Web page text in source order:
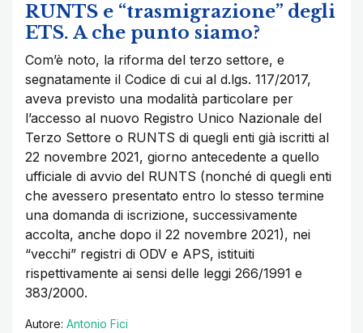
RUNTS e “trasmigrazione” degli
ETS. A che punto siamo?
Com’è noto, la riforma del terzo settore, e
segnatamente il Codice di cui al d.lgs. 117/2017,
aveva previsto una modalità particolare per
l’accesso al nuovo Registro Unico Nazionale del
Terzo Settore o RUNTS di quegli enti già iscritti al
22 novembre 2021, giorno antecedente a quello
ufficiale di avvio del RUNTS (nonché di quegli enti
che avessero presentato entro lo stesso termine
una domanda di iscrizione, successivamente
accolta, anche dopo il 22 novembre 2021), nei
“vecchi” registri di ODV e APS, istituiti
rispettivamente ai sensi delle leggi 266/1991 e
383/2000.
Autore: Antonio Fici